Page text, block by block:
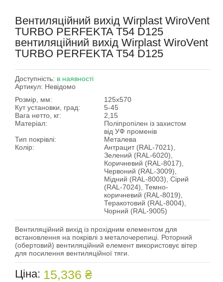
Вентиляційний вихід Wirplast WiroVent
TURBO PERFEKTA T54 D125
вентиляційний вихід Wirplast WiroVent
TURBO PERFEKTA T54 D125
Доступність: в наявності
Артикул: Невідомо
Розмір, мм:
125х570
Кут установки, град:
5-45
Вага нетто, кг:
2,15
Матеріал:
Поліпропілен із захистом
від УФ променів
Тип покрівлі:
Металева
Колір:
Антрацит (RAL-7021),
Зелений (RAL-6020),
Коричневий (RAL-8017),
Червоний (RAL-3009),
Мідний (RAL-8003), Сірий
(RAL-7024), Темно-
коричневий (RAL-8019),
Теракотовий (RAL-8004),
Чорний (RAL-9005)
Вентиляційний вихід із прохідним елементом для
встановлення на покрівлі з металочерепиці. Роторний
(обертовий) вентиляційний елемент використовує вітер
для посилення вентиляційної тяги.
Ціна: 15,336 ₴